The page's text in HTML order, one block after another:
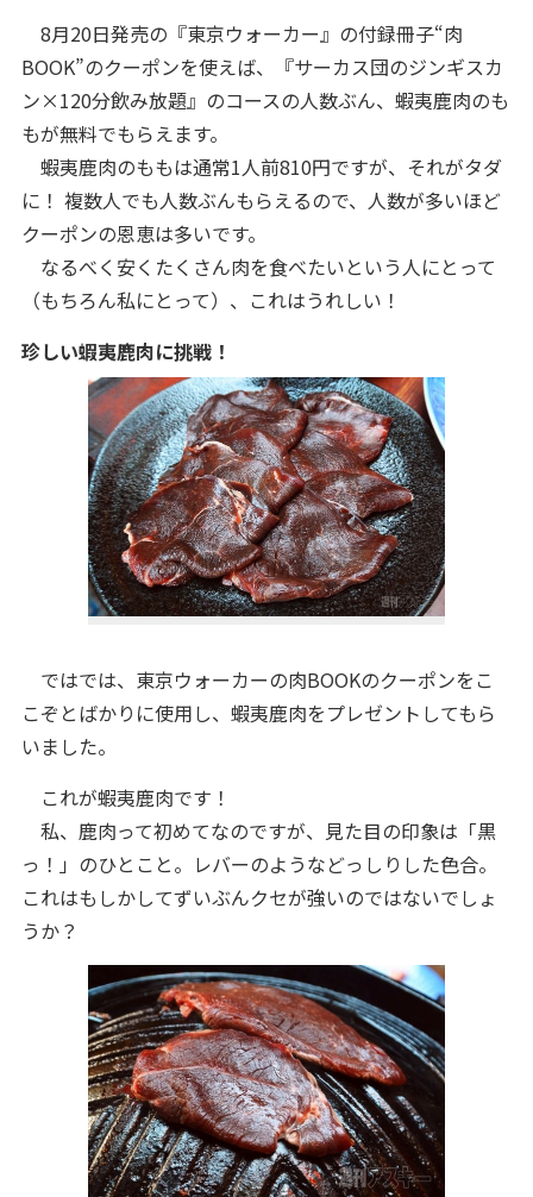
8月20日発売の『東京ウォーカー』の付録冊子“肉
BOOK”のクーポンを使えば、『サーカス団のジンギスカ
ン×120分飲み放題』のコースの人数ぶん、蝦夷鹿肉のも
もが無料でもらえます。
蝦夷鹿肉のももは通常1人前810円ですが、それがタダ
に！ 複数人でも人数ぶんもらえるので、人数が多いほど
クーポンの恩恵は多いです。
なるべく安くたくさん肉を食べたいという人にとって
（もちろん私にとって）、これはうれしい！
珍しい蝦夷鹿肉に挑戦！
ではでは、東京ウォーカーの肉BOOKのクーポンをこ
こぞとばかりに使用し、蝦夷鹿肉をプレゼントしてもら
いました。
これが蝦夷鹿肉です！
私、鹿肉って初めてなのですが、見た目の印象は「黒
っ！」のひとこと。レバーのようなどっしりした色合。
これはもしかしてずいぶんクセが強いのではないでしょ
うか？